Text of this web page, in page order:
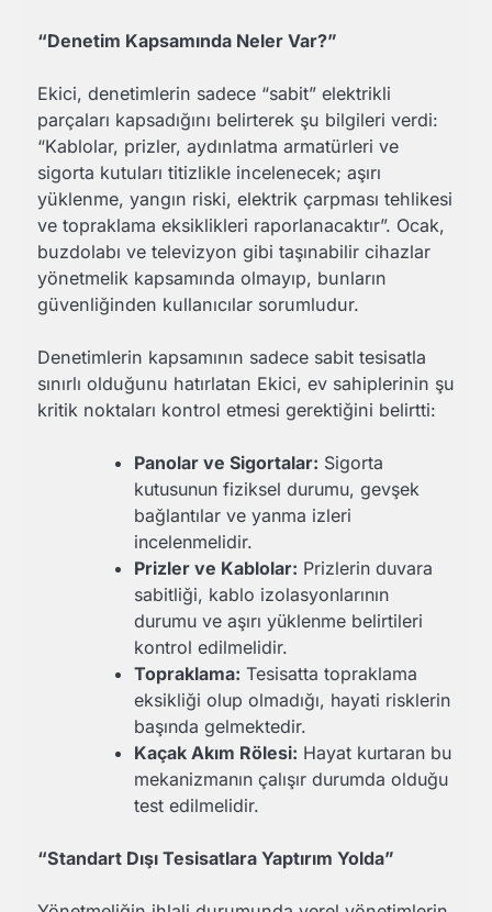
“Denetim Kapsamında Neler Var?”
Ekici, denetimlerin sadece “sabit” elektrikli
parçaları kapsadığını belirterek şu bilgileri verdi:
“Kablolar, prizler, aydınlatma armatürleri ve
sigorta kutuları titizlikle incelenecek; aşırı
yüklenme, yangın riski, elektrik çarpması tehlikesi
ve topraklama eksiklikleri raporlanacaktır”. Ocak,
buzdolabı ve televizyon gibi taşınabilir cihazlar
yönetmelik kapsamında olmayıp, bunların
güvenliğinden kullanıcılar sorumludur.
Denetimlerin kapsamının sadece sabit tesisatla
sınırlı olduğunu hatırlatan Ekici, ev sahiplerinin şu
kritik noktaları kontrol etmesi gerektiğini belirtti:
Panolar ve Sigortalar: Sigorta
kutusunun fiziksel durumu, gevşek
bağlantılar ve yanma izleri
incelenmelidir.
Prizler ve Kablolar: Prizlerin duvara
sabitliği, kablo izolasyonlarının
durumu ve aşırı yüklenme belirtileri
kontrol edilmelidir.
Topraklama: Tesisatta topraklama
eksikliği olup olmadığı, hayati risklerin
başında gelmektedir.
Kaçak Akım Rölesi: Hayat kurtaran bu
mekanizmanın çalışır durumda olduğu
test edilmelidir.
“Standart Dışı Tesisatlara Yaptırım Yolda”